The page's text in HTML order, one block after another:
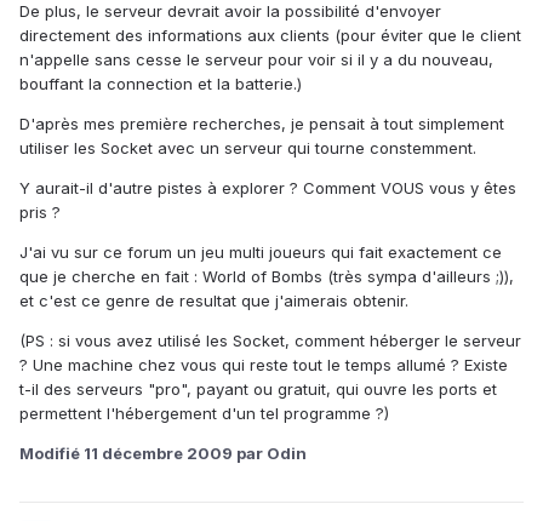
De plus, le serveur devrait avoir la possibilité d'envoyer
directement des informations aux clients (pour éviter que le client
n'appelle sans cesse le serveur pour voir si il y a du nouveau,
bouffant la connection et la batterie.)
D'après mes première recherches, je pensait à tout simplement
utiliser les Socket avec un serveur qui tourne constemment.
Y aurait-il d'autre pistes à explorer ? Comment VOUS vous y êtes
pris ?
J'ai vu sur ce forum un jeu multi joueurs qui fait exactement ce
que je cherche en fait : World of Bombs (très sympa d'ailleurs ;)),
et c'est ce genre de resultat que j'aimerais obtenir.
(PS : si vous avez utilisé les Socket, comment héberger le serveur
? Une machine chez vous qui reste tout le temps allumé ? Existe
t-il des serveurs "pro", payant ou gratuit, qui ouvre les ports et
permettent l'hébergement d'un tel programme ?)
Modifié 11 décembre 2009 par Odin